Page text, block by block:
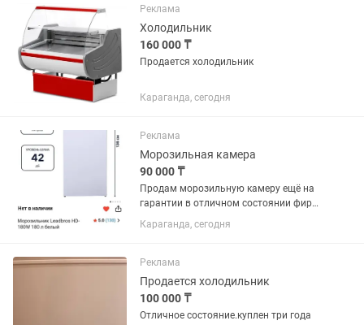
Реклама
Холодильник
160 000 ₸
Продается холодильник
Караганда, сегодня
Реклама
Морозильная камера
90 000 ₸
Продам морозильную камеру ещё на
гарантии в отличном состоянии фирма
LEADBROS.Продаю с связи переездом.
Камера на 180литров очень
136см ,шесть вместительных ящиков.
Караганда, сегодня
Реклама
Продается холодильник
100 000 ₸
Отличное состояние.куплен три года